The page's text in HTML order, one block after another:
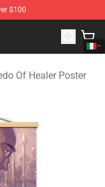
$100
Of Healer
Of Healer Poster